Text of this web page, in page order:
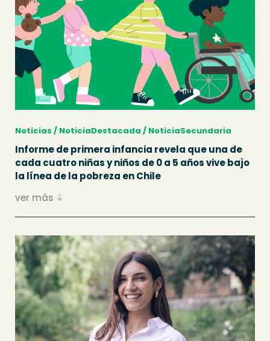
Noticias / NoticiaDestacada / NoticiaSecundaria
Informe de primera infancia revela que una de
cada cuatro niñas y niños de 0 a 5 años vive bajo
la línea de la pobreza en Chile
ver más